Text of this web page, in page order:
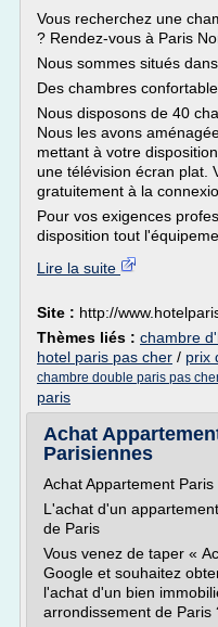
Vous recherchez une
? Rendez-vous à Paris
Nous sommes situés
Des chambres
Nous disposons de 40
Nous les avons
mettant à votre
une télévision écran plat.
gratuitement à la
Pour vos exigences
disposition tout
Lire la suite
Site : http://
Thèmes liés : chambre
hotel paris pas cher / prix
chambre double paris pas
paris
Achat
Parisiennes
Achat Appartement Paris
L'achat d'un
de Paris
Vous venez de taper «
Google et souhaitez
l'achat d'un bien
arrondissement de Paris